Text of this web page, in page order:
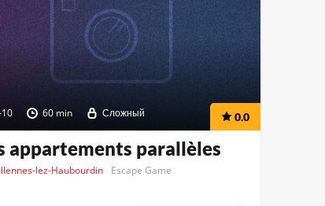
60 min Сложный 0.0
appartements parallèles
lez-Haubourdin Escape Game